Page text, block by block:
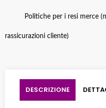
Politiche per i resi merce
rassicurazioni cliente)
DESCRIZIONE